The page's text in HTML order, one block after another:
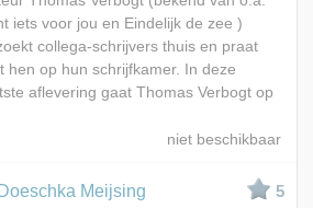
iets voor jou en Eindelijk de zee )
collega-schrijvers thuis en praat
hen op hun schrijfkamer. In deze
aflevering gaat Thomas Verbogt op
Doeschka Meijsing 5